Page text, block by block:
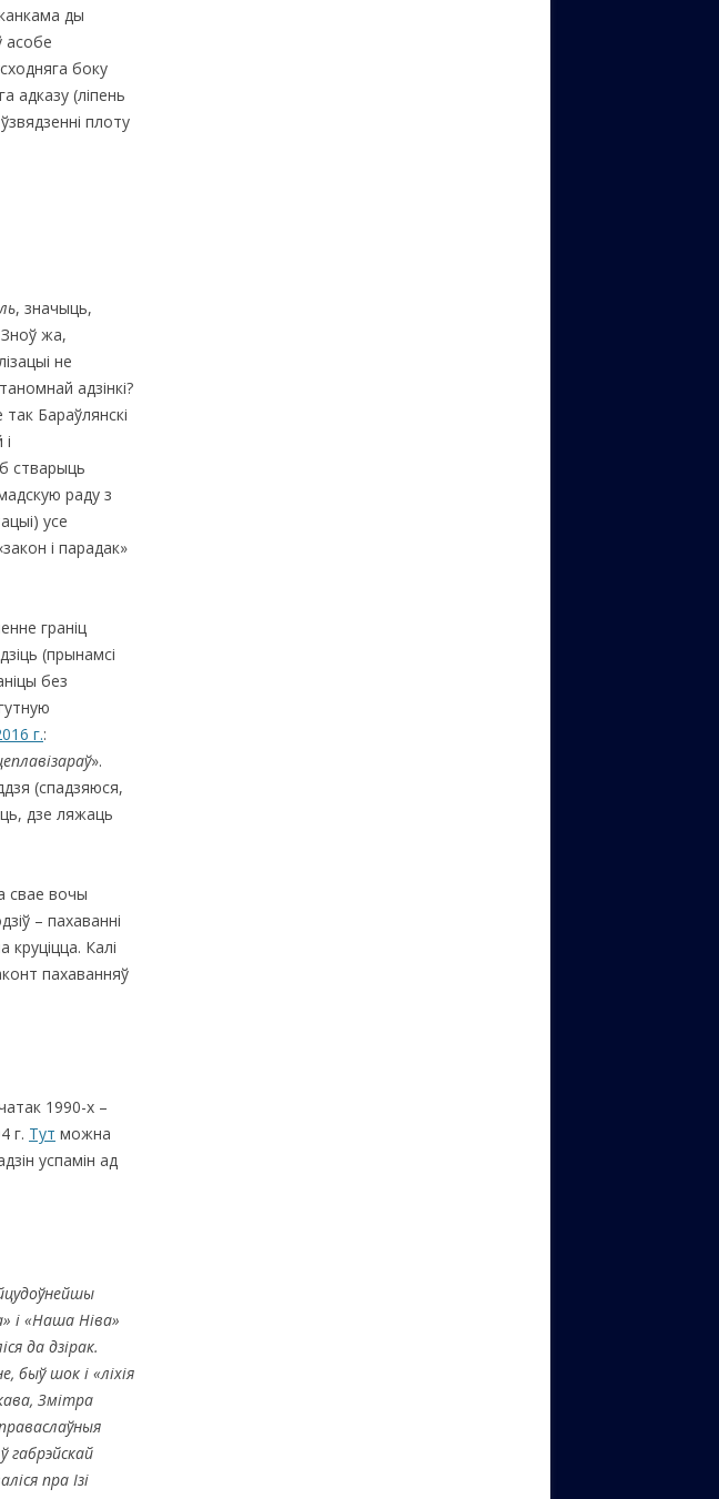
ды
асобе
боку
адказу (ліпень
плоту
, значыць,
жа,
не
адзінкі?
Бараўлянскі
стварыць
раду з
усе
і парадак»
граніц
(прынамсі
без
г.:
».
(спадзяюся,
дзе ляжаць
свае вочы
– пахаванні
Калі
пахаванняў
1990-х –
г. Тут можна
успамін ад
і «Наша Ніва»
да дзірак.
быў шок і «ліхія
Змітра
габрэйскай
пра Ізі